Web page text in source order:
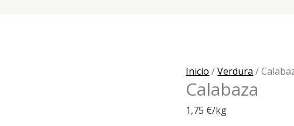
Inicio /Verdura /
Calabaza
1,75 €/kg